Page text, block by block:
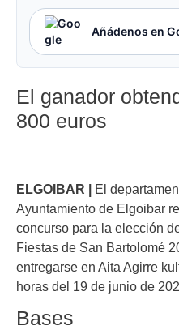
Añádenos en
El ganador
800 euros
ELGOIBAR | El
Ayuntamiento de Elgoibar
concurso para la elección
Fiestas de San Bartolomé
entregarse en Aita Agirre
horas del 19 de junio de
Bases